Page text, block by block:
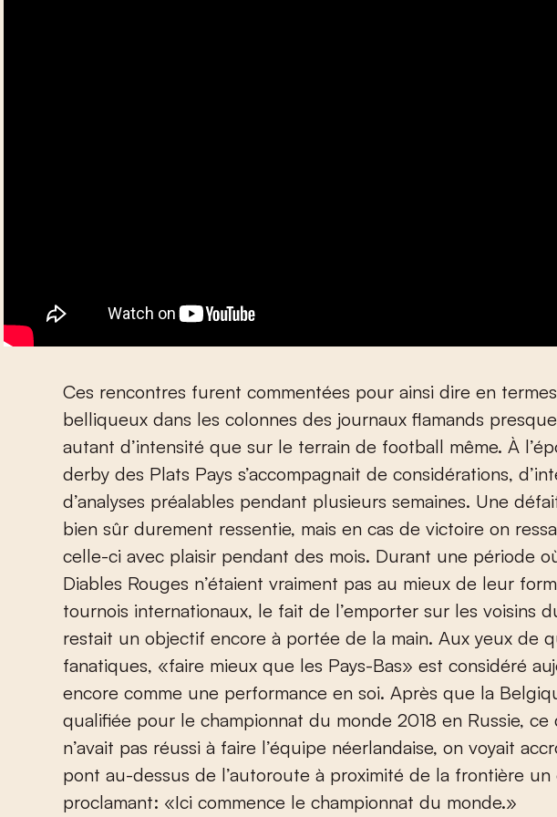
Ces rencontres furent commentées pour ainsi dire en termes
belliqueux dans les colonnes des journaux flamands
autant d’intensité que sur le terrain de football même. À
derby des Plats Pays s’accompagnait de considérations,
d’analyses préalables pendant plusieurs semaines. Une
bien sûr durement ressentie, mais en cas de victoire on
celle-ci avec plaisir pendant des mois. Durant une période
Diables Rouges n’étaient vraiment pas au mieux de leur
tournois internationaux, le fait de l’emporter sur les voisins
restait un objectif encore à portée de la main. Aux yeux de
fanatiques, «faire mieux que les Pays-Bas» est considéré
encore comme une performance en soi. Après que la
qualifiée pour le championnat du monde 2018 en Russie, ce
n’avait pas réussi à faire l’équipe néerlandaise, on voyait
pont au-dessus de l’autoroute à proximité de la frontière un
proclamant: «Ici commence le championnat du monde.»